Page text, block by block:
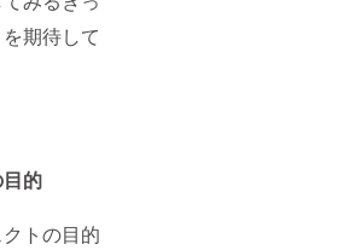
期待して
的
トの目的